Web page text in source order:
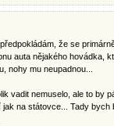
že se
auta nějakého hovádka,
nohy mu neupadnou...
vadit nemuselo, ale to by
na státovce... Tady bych